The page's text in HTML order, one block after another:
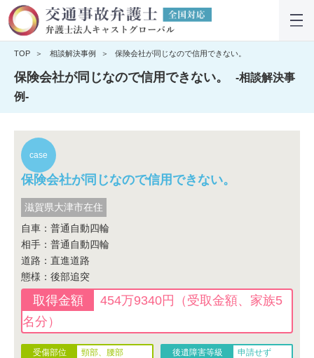
TOP 相談解決事例 保険会社が同じなので信用できない。
保険会社が同じなので信用できない。
-相談解決事
例-
保険会社が同じなので信用できない。
滋賀県大津市在住
自車：普通自動四輪
相手：普通自動四輪
道路：直進道路
態様：後部追突
454万9340円（受取金額、家族5
名分）
頸部、腰部 申請せず